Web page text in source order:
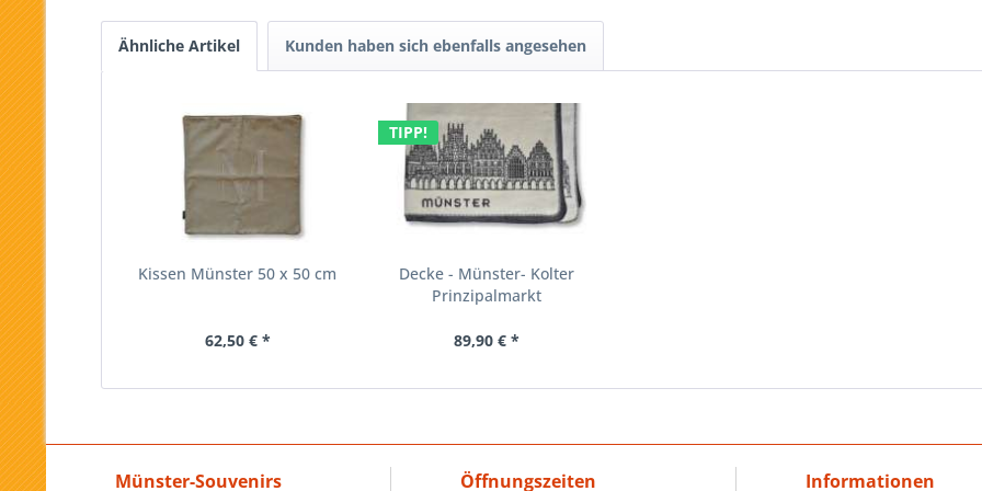
Ähnliche Artikel Kunden haben sich ebenfalls angesehen
Kissen Münster 50 x 50 cm
62,50 € *
TIPP!
Decke - Münster- Kolter
Prinzipalmarkt
89,90 € *
Münster-Souvenirs Öffnungszeiten Informationen